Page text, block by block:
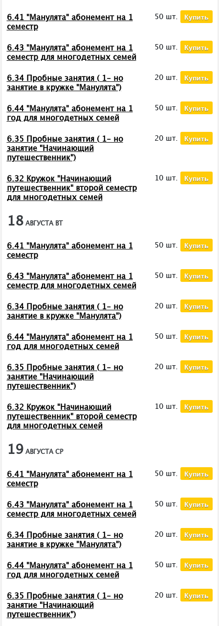
6.41 "Манулята" абонемент на 1
семестр
50 шт. Купить
6.43 "Манулята" абонемент на 1
семестр для многодетных семей
50 шт. Купить
6.34 Пробные занятия ( 1- но
занятие в кружке "Манулята")
20 шт. Купить
6.44 "Манулята" абонемент на 1
год для многодетных семей
50 шт. Купить
6.35 Пробные занятия ( 1- но
занятие "Начинающий
путешественник")
20 шт. Купить
6.32 Кружок "Начинающий
путешественник" второй семестр
для многодетных семей
10 шт. Купить
18АВГУСТА ВТ
6.41 "Манулята" абонемент на 1
семестр
50 шт. Купить
6.43 "Манулята" абонемент на 1
семестр для многодетных семей
50 шт. Купить
6.34 Пробные занятия ( 1- но
занятие в кружке "Манулята")
20 шт. Купить
6.44 "Манулята" абонемент на 1
год для многодетных семей
50 шт. Купить
6.35 Пробные занятия ( 1- но
занятие "Начинающий
путешественник")
20 шт. Купить
6.32 Кружок "Начинающий
путешественник" второй семестр
для многодетных семей
10 шт. Купить
19АВГУСТА СР
6.41 "Манулята" абонемент на 1
семестр
50 шт. Купить
6.43 "Манулята" абонемент на 1
семестр для многодетных семей
50 шт. Купить
6.34 Пробные занятия ( 1- но
занятие в кружке "Манулята")
20 шт. Купить
6.44 "Манулята" абонемент на 1
год для многодетных семей
50 шт. Купить
6.35 Пробные занятия ( 1- но
занятие "Начинающий
путешественник")
20 шт. Купить